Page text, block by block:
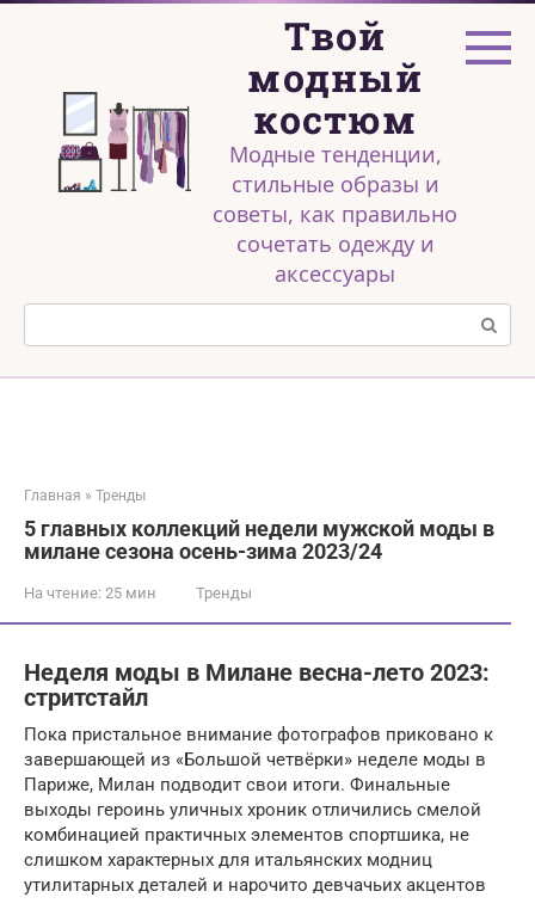
Перейти
Твой
модный
костюм
Модные тенденции,
стильные образы и
советы, как правильно
сочетать одежду и
аксессуары
Поиск:
Главная » Тренды
5 главных коллекций недели мужской моды в
милане сезона осень-зима 2023/24
На чтение: 25 мин Тренды
Неделя моды в Милане весна-лето 2023:
стритстайл
Пока пристальное внимание фотографов приковано к
завершающей из «Большой четвёрки» неделе моды в
Париже, Милан подводит свои итоги. Финальные
выходы героинь уличных хроник отличились смелой
комбинацией практичных элементов спортшика, не
слишком характерных для итальянских модниц
утилитарных деталей и нарочито девчачьих акцентов